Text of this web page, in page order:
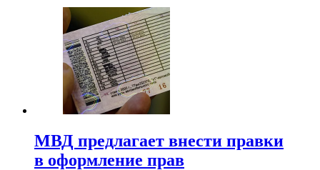
МВД предлагает внести правки
в оформление прав